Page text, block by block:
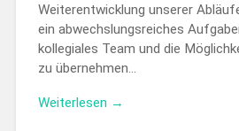
Weiterentwicklung unserer
ein abwechslungsreiches
kollegiales Team und die
zu übernehmen…
Weiterlesen →